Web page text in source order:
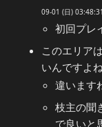
09-01 (日) 03:48:31
初回プレ
このエリア
いんですよ
違います
枝主の聞
で良いと